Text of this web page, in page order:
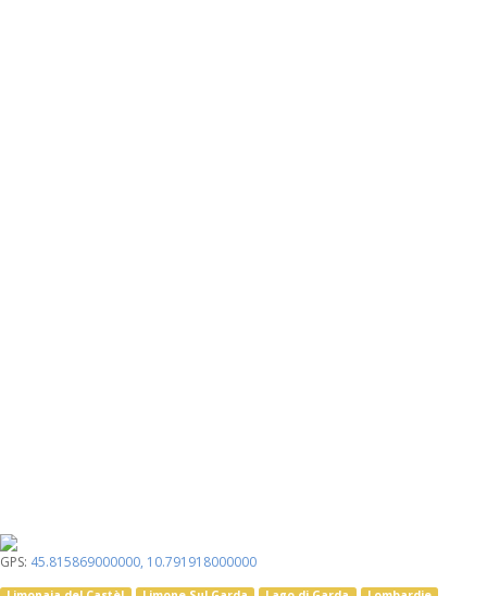
GPS: 45.815869000000, 10.791918000000